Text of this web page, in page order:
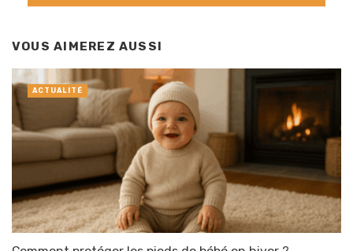
VOUS AIMEREZ AUSSI
ACTUALITÉ